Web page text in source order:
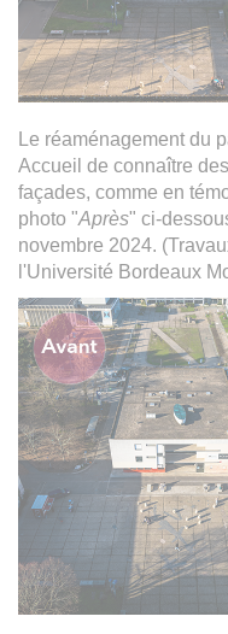
Le réaménagement du
Accueil de connaître
façades, comme en
photo "Après" ci-
novembre 2024.
l'Université Bordeaux